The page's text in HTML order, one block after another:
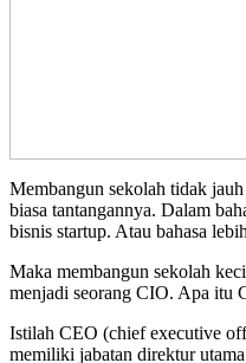
Membangun sekolah tidak
biasa tantangannya. Dalam
bisnis startup. Atau bahasa
Maka membangun sekolah
menjadi seorang CIO. Apa itu
Istilah CEO (chief executive
memiliki jabatan direktur